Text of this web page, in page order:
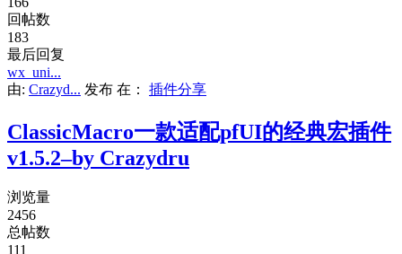
回帖数
183
最后回复
wx_uni...
由: Crazyd... 发布 在： 插件分享
ClassicMacro一款适配pfUI的经典宏插件
v1.5.2–by Crazydru
浏览量
2456
总帖数
111